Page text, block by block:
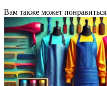
Вам также может понравиться